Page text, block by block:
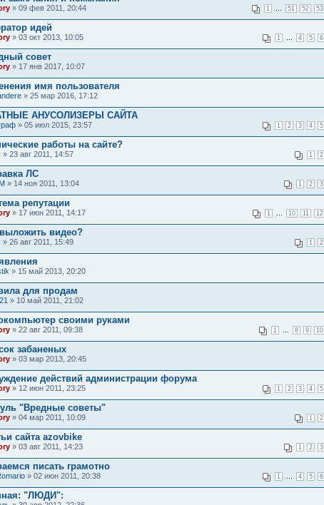
1 51 52 53
» 09 фев 2011, 20:44
идей
1 4 5 6
» 03 окт 2013, 10:05
совет
» 17 янв 2017, 10:07
имя пользователя
» 25 мар 2016, 17:12
АНУСОЛИЗЕРЫ САЙТА
1 2 3 4 5
» 05 июл 2015, 23:57
работы на сайте?
1 2
» 23 авг 2011, 14:57
ЛС
1 2 3
» 14 ноя 2011, 13:04
репутации
1 10 11 12
» 17 июн 2011, 14:17
видео?
1 2
» 26 авг 2011, 15:49
» 15 май 2013, 20:20
для продам
» 10 май 2011, 21:02
своими руками
1 8 9 10
» 22 авг 2011, 09:38
забаненых
» 03 мар 2013, 20:45
действий администрации форума
1 2 3 4 5
» 12 июн 2011, 23:25
"Вредные советы"
1 2
» 04 мар 2011, 10:09
сайта azovbike
1 2 3
» 03 авг 2011, 14:23
писать грамотно
1 4 5 6
» 02 июн 2011, 20:38
"ЛЮДИ":